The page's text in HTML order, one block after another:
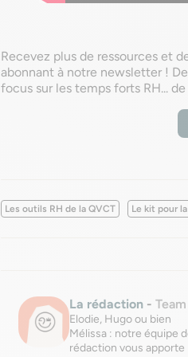
Recevez plus de ressources et
abonnant à notre newsletter !
focus sur les temps forts RH...
Les outils RH de la QVCT Le kit pour
La rédaction -
Elodie, Hugo ou bien
Mélissa : notre équipe
rédaction vous apporte